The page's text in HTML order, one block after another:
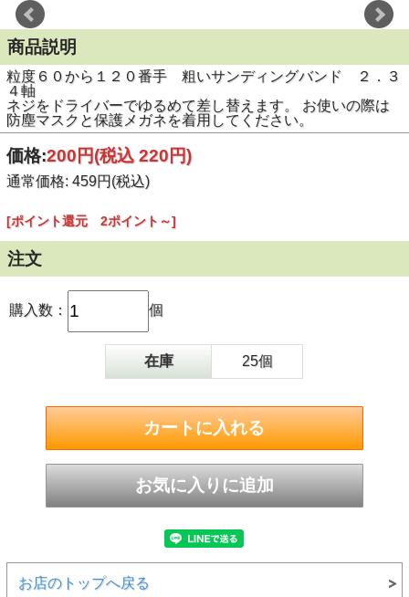
商品説明
粒度６０から１２０番手 粗いサンディングバンド ２．３
４軸
ネジをドライバーでゆるめて差し替えます。 お使いの際は
防塵マスクと保護メガネを着用してください。
価格:200円(税込 220円)
通常価格: 459円(税込)
[ポイント還元 2ポイント～]
注文
購入数： 個
在庫 25個
お店のトップへ戻る